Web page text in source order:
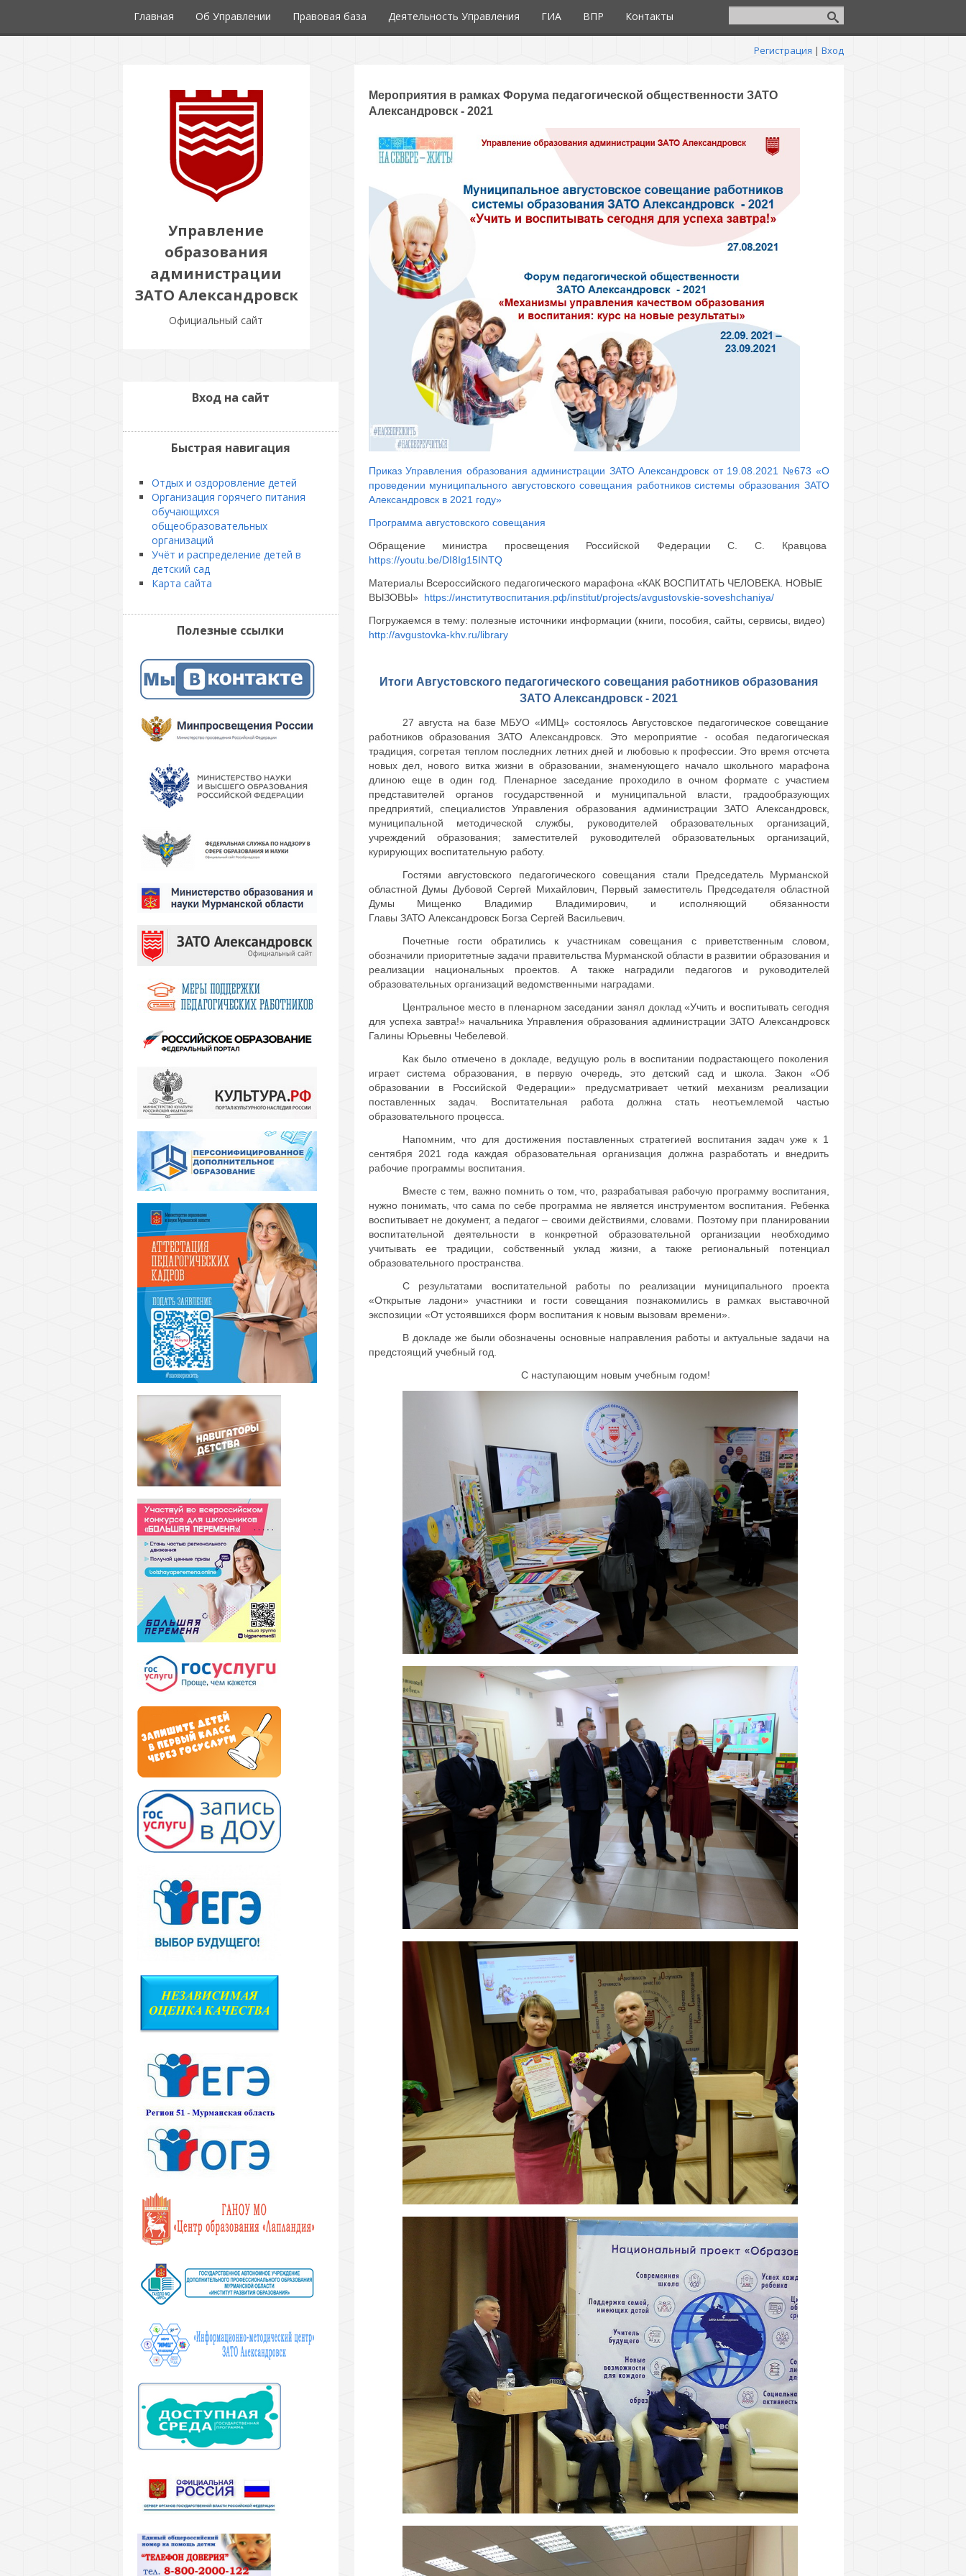
Главная Об Управлении Правовая база Деятельность Управления ГИА ВПР Контакты
Регистрация | Вход
Управление
образования
администрации
ЗАТО Александровск
Официальный сайт
Мероприятия в рамках Форума педагогической общественности ЗАТО
Александровск - 2021
Приказ Управления образования администрации ЗАТО Александровск от 19.08.2021 №673 «О
проведении муниципального августовского совещания работников системы образования ЗАТО
Александровск в 2021 году»
Программа августовского совещания
Обращение министра просвещения Российской Федерации С. С. Кравцова
https://youtu.be/DI8Ig15INTQ
Материалы Всероссийского педагогического марафона «КАК ВОСПИТАТЬ ЧЕЛОВЕКА. НОВЫЕ
ВЫЗОВЫ» https://институтвоспитания.рф/institut/projects/avgustovskie-soveshchaniya/
Погружаемся в тему: полезные источники информации (книги, пособия, сайты, сервисы, видео)
http://avgustovka-khv.ru/library
Итоги Августовского педагогического совещания работников образования
ЗАТО Александровск - 2021
27 августа на базе МБУО «ИМЦ» состоялось Августовское педагогическое совещание
работников образования ЗАТО Александровск. Это мероприятие - особая педагогическая
традиция, согретая теплом последних летних дней и любовью к профессии. Это время отсчета
новых дел, нового витка жизни в образовании, знаменующего начало школьного марафона
длиною еще в один год. Пленарное заседание проходило в очном формате с участием
представителей органов государственной и муниципальной власти, градообразующих
предприятий, специалистов Управления образования администрации ЗАТО Александровск,
муниципальной методической службы, руководителей образовательных организаций,
учреждений образования; заместителей руководителей образовательных организаций,
курирующих воспитательную работу.
Гостями августовского педагогического совещания стали Председатель Мурманской
областной Думы Дубовой Сергей Михайлович, Первый заместитель Председателя областной
Думы Мищенко Владимир Владимирович, и исполняющий обязанности
Главы ЗАТО Александровск Богза Сергей Васильевич.
Почетные гости обратились к участникам совещания с приветственным словом,
обозначили приоритетные задачи правительства Мурманской области в развитии образования и
реализации национальных проектов. А также наградили педагогов и руководителей
образовательных организаций ведомственными наградами.
Центральное место в пленарном заседании занял доклад «Учить и воспитывать сегодня
для успеха завтра!» начальника Управления образования администрации ЗАТО Александровск
Галины Юрьевны Чебелевой.
Как было отмечено в докладе, ведущую роль в воспитании подрастающего поколения
играет система образования, в первую очередь, это детский сад и школа. Закон «Об
образовании в Российской Федерации» предусматривает четкий механизм реализации
поставленных задач. Воспитательная работа должна стать неотъемлемой частью
образовательного процесса.
Напомним, что для достижения поставленных стратегией воспитания задач уже к 1
сентября 2021 года каждая образовательная организация должна разработать и внедрить
рабочие программы воспитания.
Вместе с тем, важно помнить о том, что, разрабатывая рабочую программу воспитания,
нужно понимать, что сама по себе программа не является инструментом воспитания. Ребенка
воспитывает не документ, а педагог – своими действиями, словами. Поэтому при планировании
воспитательной деятельности в конкретной образовательной организации необходимо
учитывать ее традиции, собственный уклад жизни, а также региональный потенциал
образовательного пространства.
С результатами воспитательной работы по реализации муниципального проекта
«Открытые ладони» участники и гости совещания познакомились в рамках выставочной
экспозиции «От устоявшихся форм воспитания к новым вызовам времени».
В докладе же были обозначены основные направления работы и актуальные задачи на
предстоящий учебный год.
С наступающим новым учебным годом!
Вход на сайт
Быстрая навигация
Отдых и оздоровление детей
Организация горячего питания
обучающихся
общеобразовательных
организаций
Учёт и распределение детей в
детский сад
Карта сайта
Полезные ссылки